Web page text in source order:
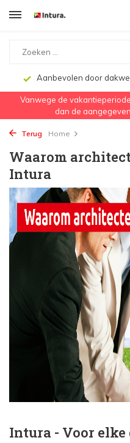
Aanbevolen door
Vanwege de
dan de
Terug Home
Waarom
Intura
Intura - Voor